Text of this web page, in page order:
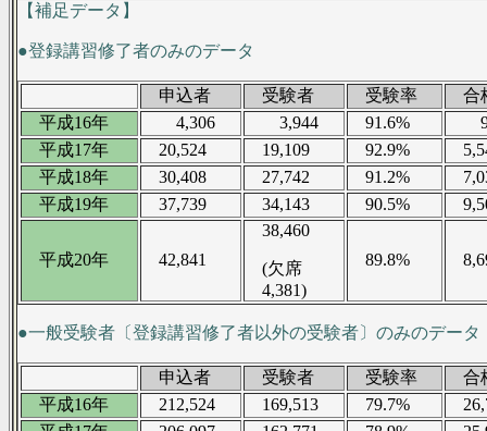
【補足データ】
●登録講習修了者のみのデータ
申込者 受験者 受験率
合
平成16年
4,306 3,944 91.6%
平成17年
20,524 19,109 92.9%
平成18年
30,408 27,742 91.2%
平成19年
37,739 34,143 90.5%
平成20年 42,841
38,460
(欠席
4,381)
89.8%
●一般受験者〔登録講習修了者以外の受験者〕のみのデータ
申込者 受験者 受験率
合
平成16年
212,524 169,513 79.7%